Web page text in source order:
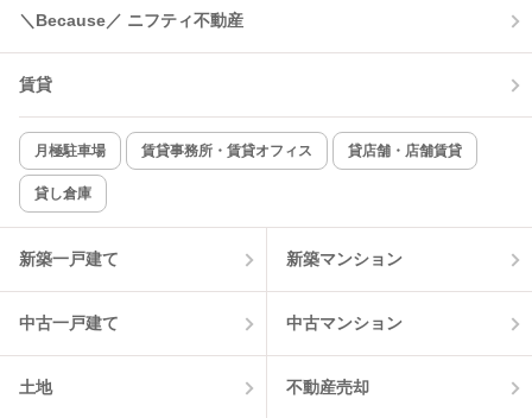
＼Because／ ニフティ不動産
賃貸
月極駐車場 賃貸事務所・賃貸オフィス 貸店舗・店舗賃貸
貸し倉庫
新築一戸建て 新築マンション
中古一戸建て 中古マンション
土地 不動産売却